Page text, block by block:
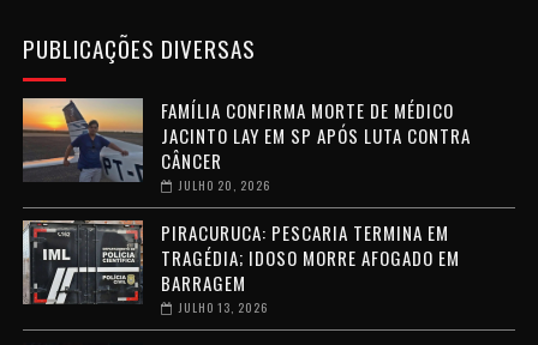
PUBLICAÇÕES DIVERSAS
FAMÍLIA CONFIRMA MORTE DE MÉDICO
JACINTO LAY EM SP APÓS LUTA CONTRA
CÂNCER
JULHO 20, 2026
PIRACURUCA: PESCARIA TERMINA EM
TRAGÉDIA; IDOSO MORRE AFOGADO EM
BARRAGEM
JULHO 13, 2026